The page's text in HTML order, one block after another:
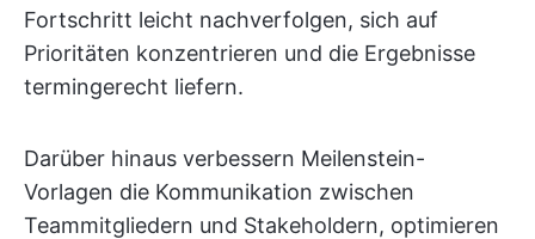
Fortschritt leicht nachverfolgen, sich auf
Prioritäten konzentrieren und die Ergebnisse
termingerecht liefern.
Darüber hinaus verbessern Meilenstein-
Vorlagen die Kommunikation zwischen
Teammitgliedern und Stakeholdern, optimieren